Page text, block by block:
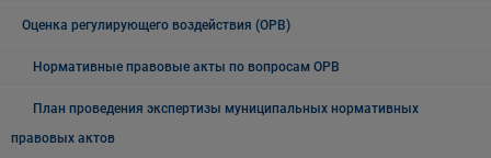
Оценка регулирующего воздействия (ОРВ)
Нормативные правовые акты по вопросам ОРВ
План проведения экспертизы муниципальных нормативных
правовых актов